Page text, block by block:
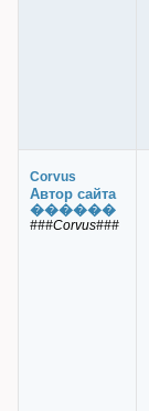
Corvus
Автор сайта
������
###Corvus###